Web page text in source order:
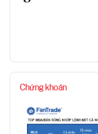
Chứng khoán